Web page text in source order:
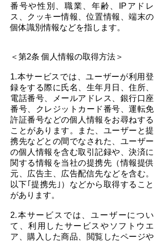
番号や性別、職業、年齢、IPアドレ
ス、クッキー情報、位置情報、端末の
個体識別情報などを指します。
＜第2条 個人情報の取得方法＞
1.本サービスでは、ユーザーが利用登
録をする際に氏名、生年月日、住所、
電話番号、メールアドレス、銀行口座
番号、クレジットカード番号、運転免
許証番号などの個人情報をお尋ねする
ことがあります。また、ユーザーと提
携先などとの間でなされた、ユーザー
の個人情報を含む取引記録や、決済に
関する情報を当社の提携先（情報提供
元、広告主、広告配信先などを含む。
以下｢提携先｣）などから取得すること
があります。
2.本サービスでは、ユーザーについ
て、利用したサービスやソフトウエ
ア、購入した商品、閲覧したページや